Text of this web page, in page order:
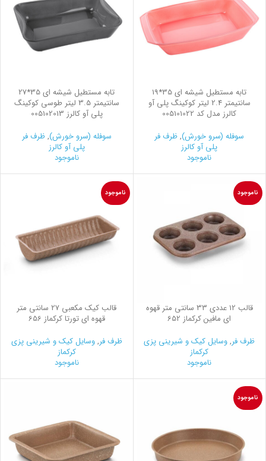
تابه مستطیل شیشه ای 35*19
سانتیمتر 2.4 لیتر کوکینگ پلی آو
کالرز مدل کد 005101022
سوفله (سرو خورش),ظرف فر
پلی آو کالرز
ناموجود
تابه مستطیل شیشه ای 35*27
سانتیمتر 3.5 لیتر طوسی کوکینگ
پلی آو کالرز 005102013
سوفله (سرو خورش),ظرف فر
پلی آو کالرز
ناموجود
ناموجود
قالب 12 عددی 33 سانتی متر قهوه
ای مافین کرکماز 652
ظرف فر,وسایل کیک و شیرینی‌ پزی
کرکماز
ناموجود
ناموجود
قالب کیک مکعبی 27 سانتی متر
قهوه ای تورتا کرکماز 656
ظرف فر,وسایل کیک و شیرینی‌ پزی
کرکماز
ناموجود
ناموجود